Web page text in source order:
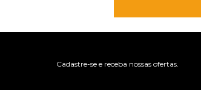
Cadastre-se e receba nossas ofertas.